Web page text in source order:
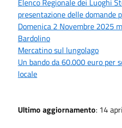
presentazione delle domande
Domenica 2 Novembre 2025
Bardolino
Mercatino sul lungolago
Un bando da 60.000 euro per
locale
Ultimo aggiornamento: 14